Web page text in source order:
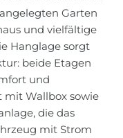
Garten
und vielfältige
Hanglage sorgt
beide Etagen
und
mit Wallbox sowie
die das
mit Strom